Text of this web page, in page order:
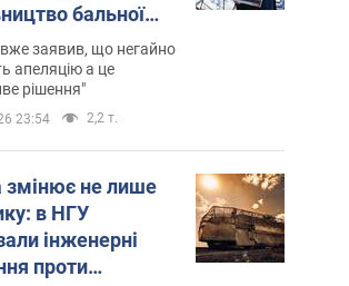
бальної
$400 млн
заявив, що негайно
апеляцію а це
рішення"
23:54 2,2 т.
змінює не лише
в НГУ
інженерні
проти